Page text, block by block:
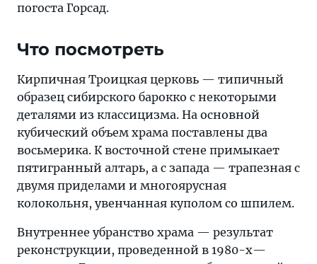
погоста Горсад.
Что посмотреть
Кирпичная Троицкая церковь — типичный
образец сибирского барокко с некоторыми
деталями из классицизма. На основной
кубический объем храма поставлены два
восьмерика. К восточной стене примыкает
пятигранный алтарь, а с запада — трапезная с
двумя приделами и многоярусная
колокольня, увенчанная куполом со шпилем.
Внутреннее убранство храма — результат
реконструкции, проведенной в 1980-х—